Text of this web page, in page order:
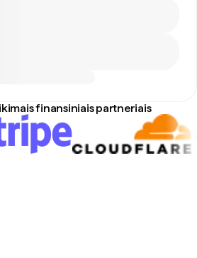
finansiniais partneriais